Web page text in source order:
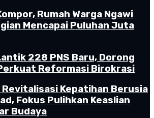
Rumah Warga Ngawi
Mencapai Puluhan Juta
228 PNS Baru, Dorong
Reformasi Birokrasi
Revitalisasi Kepatihan Berusia
Fokus Pulihkan Keaslian
Budaya